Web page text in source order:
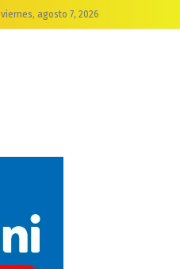
viernes, agosto 7, 2026